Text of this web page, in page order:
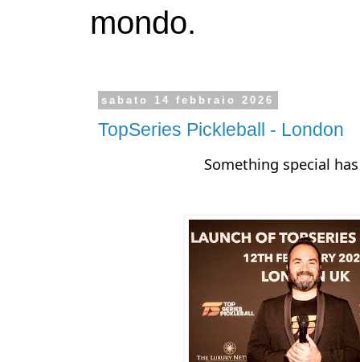
mondo.
sabato 14 febbraio 2026
TopSeries Pickleball - London
Something special